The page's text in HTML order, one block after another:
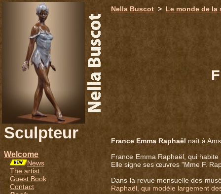
Sculpteur
Welcome
News
The artist
Guest Book
Contact
Nella Buscot > Le monde de la
France Emma Raphaël naît à
France Emma Raphaël, qui
Elle signe ses œuvres "Mme F.
Dans la revue mensuelle des
Raphaël, qui modèle largement